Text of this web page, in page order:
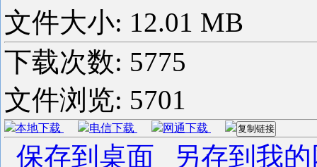
文件大小: 12.01 MB
下载次数: 5775
文件浏览: 5701
本地下载 电信下载 网通下载 复制链接
保存到桌面
另存到我